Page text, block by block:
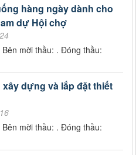
hàng ngày dành cho
dự Hội chợ
mời thầu: . Đóng thầu:
dựng và lắp đặt thiết
mời thầu: . Đóng thầu: